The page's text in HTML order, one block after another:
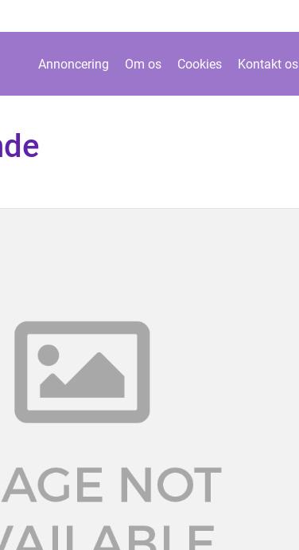
Annoncering Om os Cookies Kontakt os